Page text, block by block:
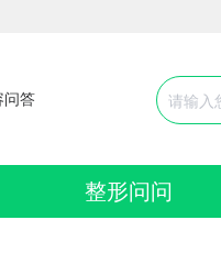
问答
整形问问